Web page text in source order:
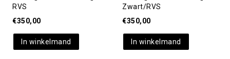
RVS
€350,00
In winkelmand
Zwart/RVS
€350,00
In winkelmand